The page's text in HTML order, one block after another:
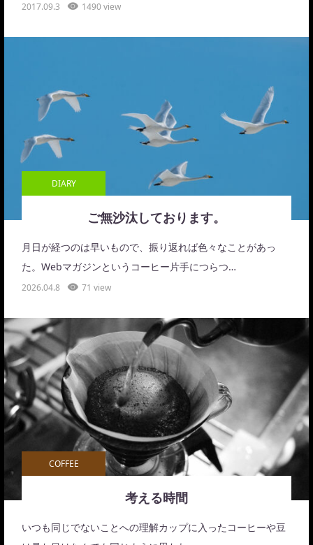
2017.09.3 1490 view
DIARY
ご無沙汰しております。
月日が経つのは早いもので、振り返れば色々なことがあっ
た。Webマガジンというコーヒー片手につらつ…
2026.04.8 71 view
COFFEE
考える時間
いつも同じでないことへの理解カップに入ったコーヒーや豆